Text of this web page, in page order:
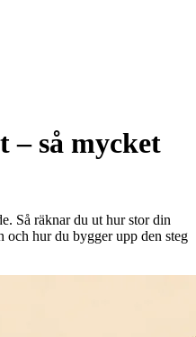
så mycket
Så räknar du ut hur stor din
hur du bygger upp den steg